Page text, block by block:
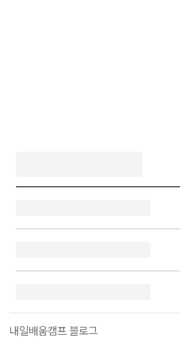
내일배움캠프 블로그